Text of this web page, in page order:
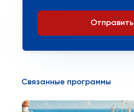
Отправить
Связанные программы